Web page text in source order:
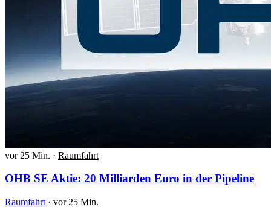
vor 25 Min. · Raumfahrt
OHB SE Aktie: 20 Milliarden Euro in der Pipeline
Raumfahrt · vor 25 Min.